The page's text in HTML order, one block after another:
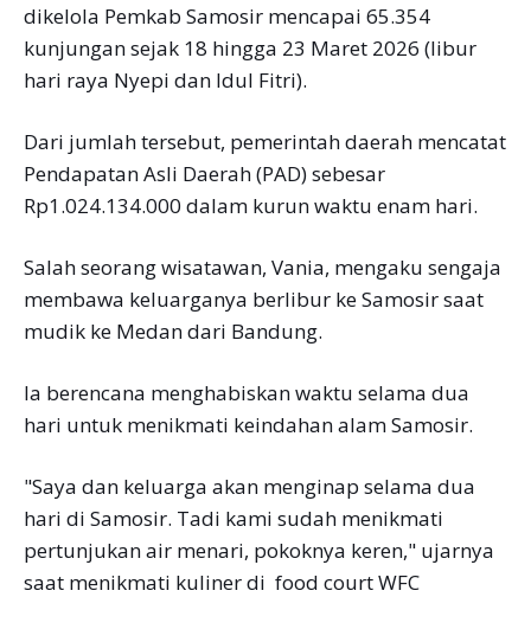
dikelola Pemkab Samosir mencapai 65.354
kunjungan sejak 18 hingga 23 Maret 2026 (libur
hari raya Nyepi dan Idul Fitri).
Dari jumlah tersebut, pemerintah daerah mencatat
Pendapatan Asli Daerah (PAD) sebesar
Rp1.024.134.000 dalam kurun waktu enam hari.
Salah seorang wisatawan, Vania, mengaku sengaja
membawa keluarganya berlibur ke Samosir saat
mudik ke Medan dari Bandung.
Ia berencana menghabiskan waktu selama dua
hari untuk menikmati keindahan alam Samosir.
"Saya dan keluarga akan menginap selama dua
hari di Samosir. Tadi kami sudah menikmati
pertunjukan air menari, pokoknya keren," ujarnya
saat menikmati kuliner di food court WFC